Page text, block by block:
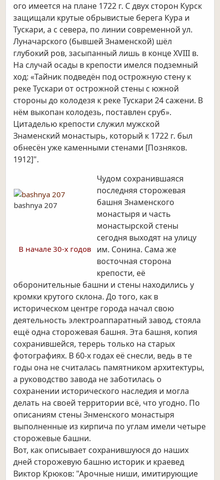
ого имеется на плане 1722 г. С двух сторон Курск
защищали крутые обрывистые берега Кура и
Тускари, а с севера, по линии современной ул.
Луначарского (бывшей Знаменской) шёл
глубокий ров, засыпанный лишь в конце XVIII в.
На случай осады в крепости имелся подземный
ход: «Тайник подведён под острожную стену к
реке Тускари от острожной стены с южной
стороны до колодезя к реке Тускари 24 сажени. В
нём выкопан колодезь, поставлен сруб».
Цитаделью крепости служил мужской
Знаменский монастырь, который к 1722 г. был
обнесён уже каменными стенами [Позняков.
1912]".
bashnya 207
В начале 30-х годов
Чудом сохранившаяся
последняя сторожевая
башня Знаменского
монастыря и часть
монастырской стены
сегодня выходят на улицу
им. Сонина. Сама же
восточная сторона
крепости, её
оборонительные башни и стены находились у
кромки крутого склона. До того, как в
историческом центре города начал свою
деятельность электроаппаратный завод, стояла
ещё одна сторожевая башня. Эта башня, копия
сохранившейся, терерь только на старых
фотографиях. В 60-х годах её снесли, ведь в те
годы она не считалась памятником архитектуры,
а руководство завода не заботилась о
сохранении исторического наследия и могла
делать на своей территории всё, что угодно. По
описаниям стены Знменского монастыря
выполненные из кирпича по углам имели четыре
сторожевые башни.
Вот, как описывает сохранившуюся до наших
дней сторожевую башню историк и краевед
Виктор Крюков: "Арочные ниши, имитирующие